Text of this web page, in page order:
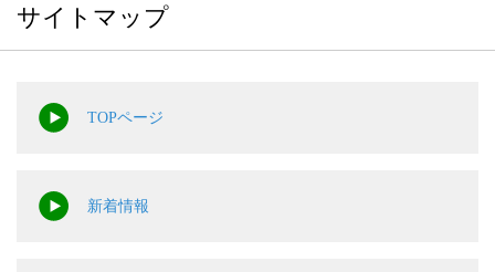
サイトマップ
TOPページ
新着情報